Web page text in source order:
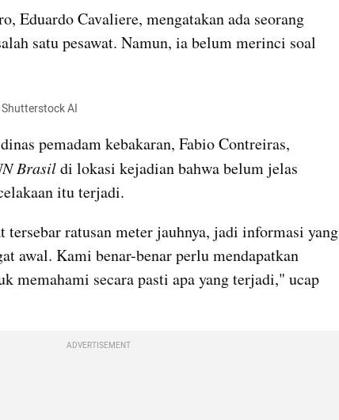
Eduardo Cavaliere, mengatakan ada seorang
satu pesawat. Namun, ia belum merinci soal
AI
pemadam kebakaran, Fabio Contreiras,
Brasil di lokasi kejadian bahwa belum jelas
itu terjadi.
tersebar ratusan meter jauhnya, jadi informasi yang
awal. Kami benar-benar perlu mendapatkan
memahami secara pasti apa yang terjadi," ucap
ADVERTISEMENT